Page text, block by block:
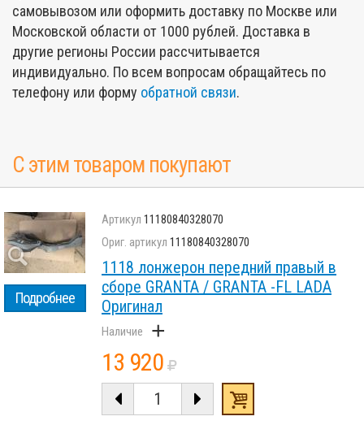
самовывозом или оформить доставку по Москве или
Московской области от 1000 рублей. Доставка в
другие регионы России рассчитывается
индивидуально. По всем вопросам обращайтесь по
телефону или форму обратной связи.
С этим товаром покупают
Подробнее
11180840328070
11180840328070
1118 лонжерон передний правый в
сборе GRANTA / GRANTA -FL LADA
Оригинал
+
13 920